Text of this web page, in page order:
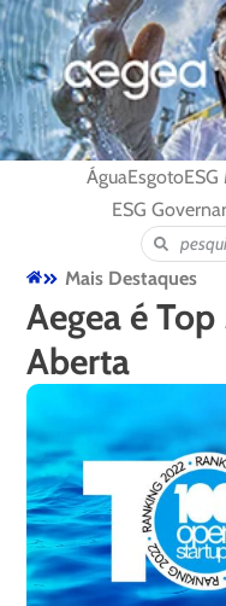
ÁguaEsgotoESG
ESG
Mais Destaques
Aegea é
Aberta